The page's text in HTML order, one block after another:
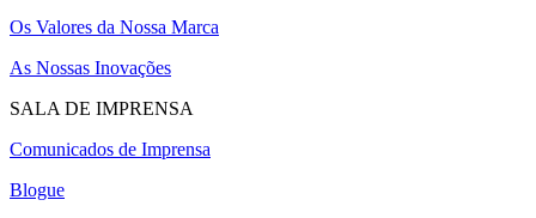
Os Valores da Nossa Marca
As Nossas Inovações
SALA DE IMPRENSA
Comunicados de Imprensa
Blogue